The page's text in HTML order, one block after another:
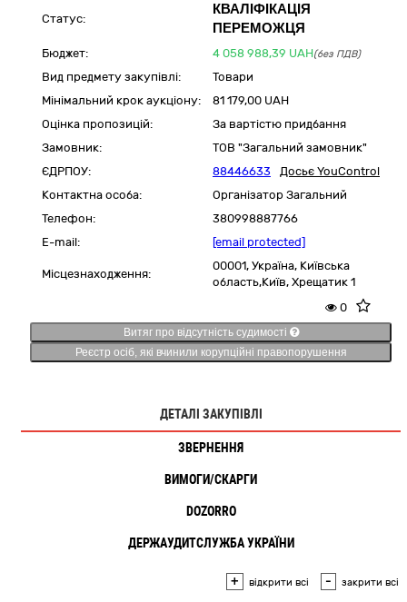
Статус:
КВАЛІФІКАЦІЯ
ПЕРЕМОЖЦЯ
Бюджет: 4 058 988,39 UAH(без ПДВ)
Вид предмету закупівлі:
Товари
Мінімальний крок аукціону:
81 179,00 UAH
Оцінка пропозицій:
За вартістю придбання
Замовник:
ТОВ "Загальний замовник"
ЄДРПОУ:
88446633
Досьє YouControl
Контактна особа:
Організатор Загальний
Телефон:
380998887766
E-mail:
[email protected]
Місцезнаходження:
00001, Україна, Київська
область,Київ, Хрещатик 1
0
Витяг про відсутність судимості
Реєстр осіб, які вчинили корупційні правопорушення
ДЕТАЛІ ЗАКУПІВЛІ
ЗВЕРНЕННЯ
ВИМОГИ/СКАРГИ
DOZORRO
ДЕРЖАУДИТСЛУЖБА УКРАЇНИ
+ відкрити всі - закрити всі